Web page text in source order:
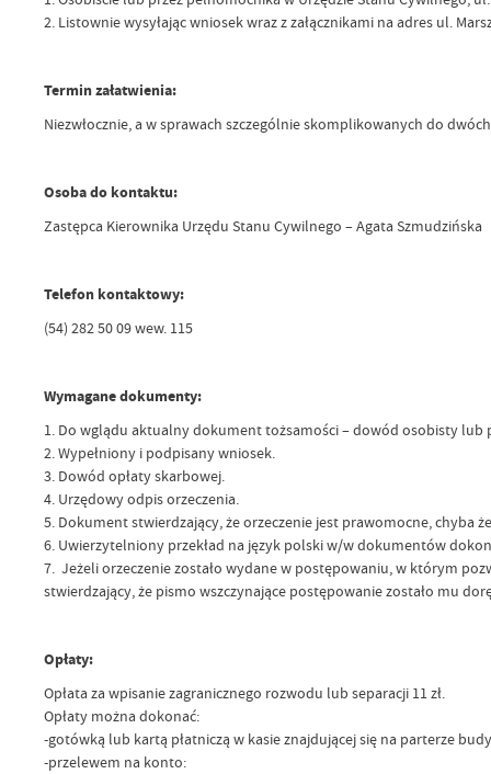
2. Listownie wysyłając wniosek wraz z załącznikami na adres ul.
Termin załatwienia:
Niezwłocznie, a w sprawach szczególnie skomplikowanych do
Osoba do kontaktu:
Zastępca Kierownika Urzędu Stanu Cywilnego – Agata Szmudzińska
Telefon kontaktowy:
(54) 282 50 09 wew. 115
Wymagane dokumenty:
1. Do wglądu aktualny dokument tożsamości – dowód osobisty lub
2. Wypełniony i podpisany wniosek.
3. Dowód opłaty skarbowej.
4. Urzędowy odpis orzeczenia.
5. Dokument stwierdzający, że orzeczenie jest prawomocne, chyba
6. Uwierzytelniony przekład na język polski w/w dokumentów
7. Jeżeli orzeczenie zostało wydane w postępowaniu, w którym
stwierdzający, że pismo wszczynające postępowanie zostało mu
Opłaty:
Opłata za wpisanie zagranicznego rozwodu lub separacji 11 zł.
Opłaty można dokonać:
-gotówką lub kartą płatniczą w kasie znajdującej się na parterze
-przelewem na konto: